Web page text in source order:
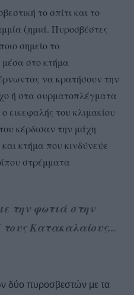
το σπίτι και το
ζημιά. Πυροσβέστες
σημείο το
στο κτήμα
να κρατήσουν την
ή στα συρματοπλέγματα
εικεφαλής του κλιμακίου
κέρδισαν την μάχη
κτήμα που κινδύνεψε
στρέμματα
την φωτιά στην
Κατακαλαίους...
δύο πυροσβεστών με τα